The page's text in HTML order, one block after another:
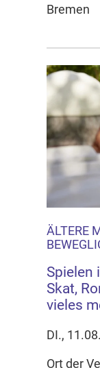
Bremen
ÄLTERE
Spielen
Skat,
vieles
DI.,
Ort der